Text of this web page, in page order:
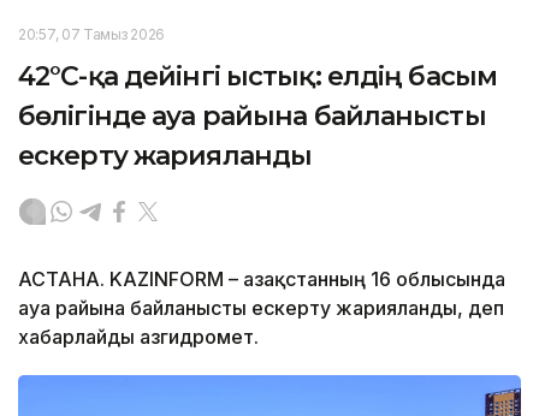
20:57, 07 Тамыз 2026
42°C-қа дейінгі ыстық: елдің басым
бөлігінде ауа райына байланысты
ескерту жарияланды
АСТАНА. KAZINFORM – Қазақстанның 16 облысында
ауа райына байланысты ескерту жарияланды, деп
хабарлайды Қазгидромет.